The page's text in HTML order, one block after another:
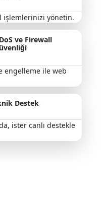
işlemlerinizi yönetin.
ve Firewall
engelleme ile web
Destek
ister canlı destekle